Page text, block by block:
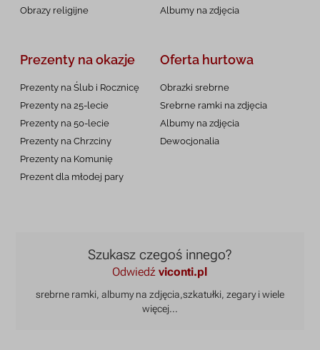
Obrazy religijne
Albumy na zdjęcia
Prezenty na okazje
Prezenty na Ślub i Rocznicę
Prezenty na 25-lecie
Prezenty na 50-lecie
Prezenty na Chrzciny
Prezenty na Komunię
Prezent dla młodej pary
Oferta hurtowa
Obrazki srebrne
Srebrne ramki na zdjęcia
Albumy na zdjęcia
Dewocjonalia
Szukasz czegoś innego?
Odwiedźviconti.pl
srebrne ramki, albumy na zdjęcia,szkatułki, zegary i wiele
więcej...